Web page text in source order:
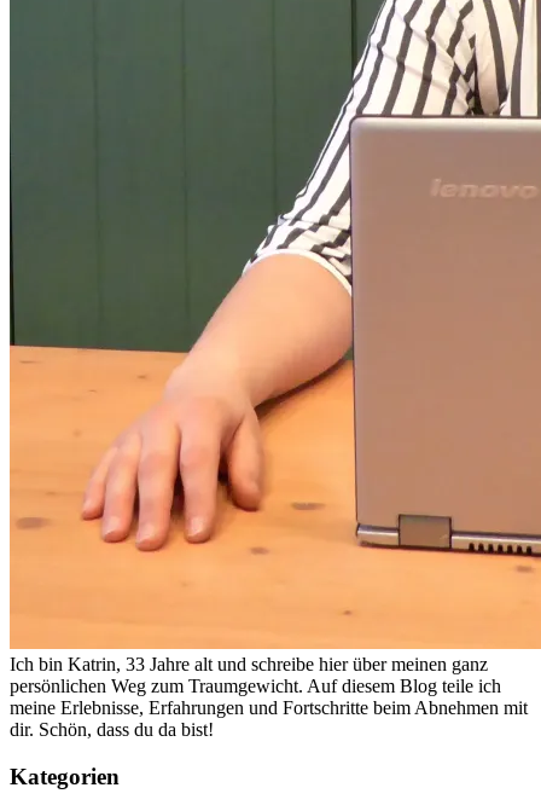
Ich bin Katrin, 33 Jahre alt und schreibe hier über meinen ganz
persönlichen Weg zum Traumgewicht. Auf diesem Blog teile ich
meine Erlebnisse, Erfahrungen und Fortschritte beim Abnehmen mit
dir. Schön, dass du da bist!
Kategorien